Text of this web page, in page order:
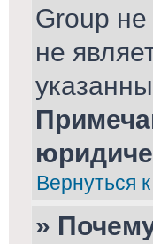
Group
не
Вернуться
»